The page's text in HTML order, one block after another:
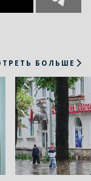
БОЛЬШЕ